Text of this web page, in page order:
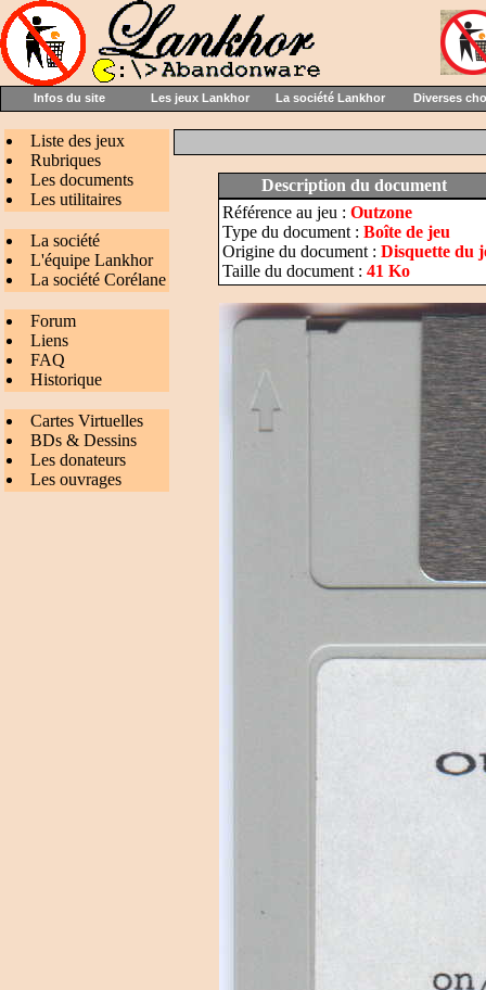
Infos du site Les jeux Lankhor La société Lankhor Diverses
Liste des jeux
Rubriques
Les documents
Les utilitaires
La société
L'équipe Lankhor
La société Corélane
Forum
Liens
FAQ
Historique
Cartes Virtuelles
BDs & Dessins
Les donateurs
Les ouvrages
Description du document
Référence au jeu : Outzone
Type du document : Boîte de jeu
Origine du document : Disquette du
Taille du document : 41 Ko